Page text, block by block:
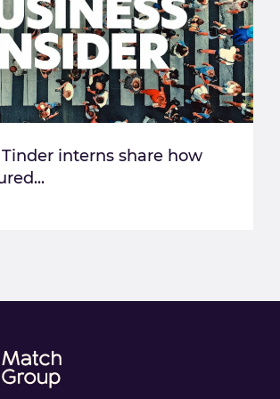
interns share how